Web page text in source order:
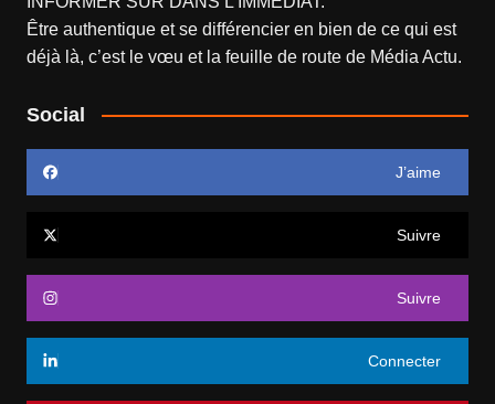
Être authentique et se différencier en bien de ce qui est
déjà là, c’est le vœu et la feuille de route de Média Actu.
Social
J’aime
Suivre
Suivre
Connecter